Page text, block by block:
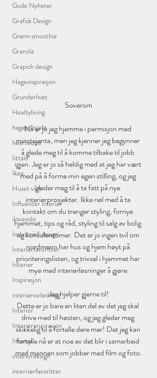
Gode Nyheter
Grafisk Design
Grønn smoothie
Granola
Grapich design
Hageinspirasjon
Grunderlivet
Healtyliving
hageprosjekt
heartwood
Iittala
Ikea
Huset vårt
Influencer interiør
iloveoslo
Industriell design
Interiørfavoritter
Interiør
Inspirasjon
interiørveiledning
Interior
Interiørinspirasjon
Intervju
interiordesign
interriørfavoritter
Soverom
Nå er jo jeg hjemme i permisjon med
minstejenta, men jeg kjenner jeg begynner
å glede meg til å komme tilbake til jobb
igjen. Jeg er jo så heldig med at jeg har vært
med på å forme min egen stilling, og jeg
gleder meg til å ta fatt på nye
interiørprosjekter. Ikke nøl med å ta
kontakt om du trenger styling, fornye
hjemmet, tips og råd, styling til salg av bolig
og konsulenttimer. Det er jo ingen tvil om
nordmenn har hus og hjem høyt på
prioriteringslisten, og trivsel i hjemmet har
mye med interiørløsninger å gjøre.
Jeg hjelper gjerne til!
Dette er jo bare en liten del av det jeg skal
drive med til høsten, og jeg gleder meg
skikkelig til å fortelle dere mer! Det jeg kan
fortelle nå er at noe av det blir i samarbeid
med mannen som jobber med film og foto.